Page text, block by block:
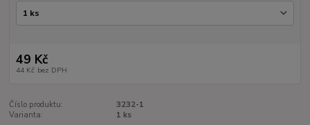
49 Kč
44 Kč bez DPH
Číslo produktu:
3232-1
Varianta:
1 ks